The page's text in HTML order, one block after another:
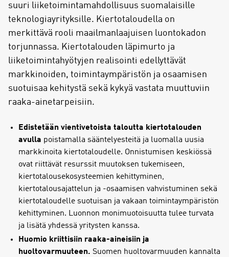
suuri liiketoimintamahdollisuus suomalaisille
teknologiayrityksille. Kiertotaloudella on
merkittävä rooli maailmanlaajuisen luontokadon
torjunnassa. Kiertotalouden läpimurto ja
liiketoimintahyötyjen realisointi edellyttävät
markkinoiden, toimintaympäristön ja osaamisen
suotuisaa kehitystä sekä kykyä vastata muuttuviin
raaka-ainetarpeisiin.
Edistetään vientivetoista taloutta kiertotalouden
avulla poistamalla sääntelyesteitä ja luomalla uusia
markkinoita kiertotaloudelle. Onnistumisen keskiössä
ovat riittävät resurssit muutoksen tukemiseen,
kiertotalousekosysteemien kehittyminen,
kiertotalousajattelun ja -osaamisen vahvistuminen sekä
kiertotaloudelle suotuisan ja vakaan toimintaympäristön
kehittyminen. Luonnon monimuotoisuutta tulee turvata
ja lisätä yhdessä yritysten kanssa.
Huomio kriittisiin raaka-aineisiin ja
huoltovarmuuteen. Suomen huoltovarmuuden kannalta